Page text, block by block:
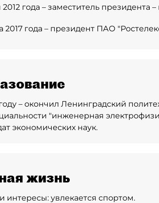
года – заместитель президента
2017 года – президент ПАО
– окончил Ленинградский
"инженерная
экономических наук.
жизнь
интересы: увлекается спортом.